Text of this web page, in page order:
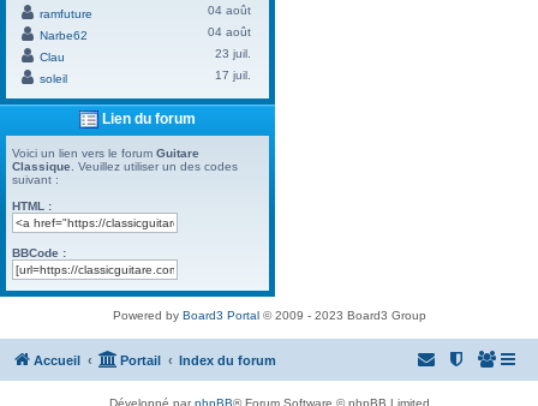
ramfuture
04 août
Narbe62
04 août
Clau
23 juil.
soleil
17 juil.
Lien du forum
Voici un lien vers le forum Guitare
Classique . Veuillez utiliser un des codes
suivant :
HTML :
BBCode :
Powered by Board3 Portal© 2009 - 2023 Board3 Group
Accueil Portail Index du forum
Développé parphpBB® Forum Software © phpBB Limited